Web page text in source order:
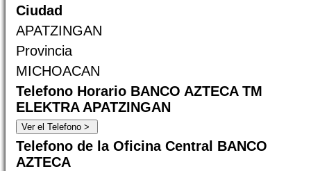
Ciudad
APATZINGAN
Provincia
MICHOACAN
Telefono Horario BANCO AZTECA TM
ELEKTRA APATZINGAN
Telefono de la Oficina Central BANCO
AZTECA